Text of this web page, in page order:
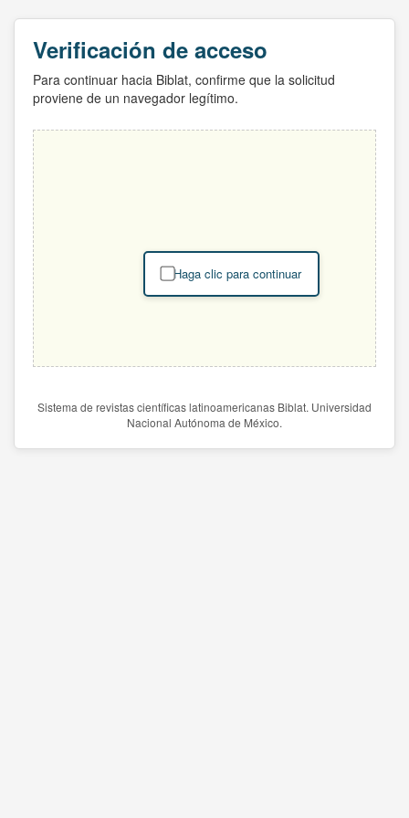
Verificación de acceso
Para continuar hacia Biblat, confirme que la solicitud
proviene de un navegador legítimo.
Haga clic para continuar
Sistema de revistas científicas latinoamericanas Biblat. Universidad
Nacional Autónoma de México.